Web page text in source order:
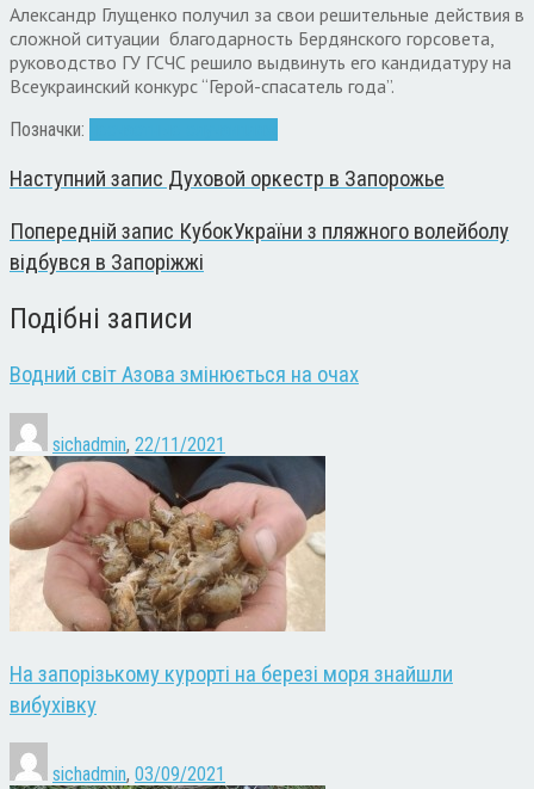
Александр Глущенко получил за свои решительные действия в
сложной ситуации благодарность Бердянского горсовета,
руководство ГУ ГСЧС решило выдвинуть его кандидатуру на
Всеукраинский конкурс “Герой-спасатель года”.
Позначки:
Наступний запис Духовой оркестр в Запорожье
Попередній запис КубокУкраїни з пляжного волейболу
відбувся в Запоріжжі
Подібні записи
Водний світ Азова змінюється на очах
sichadmin, 22/11/2021
На запорізькому курорті на березі моря знайшли
вибухівку
sichadmin, 03/09/2021